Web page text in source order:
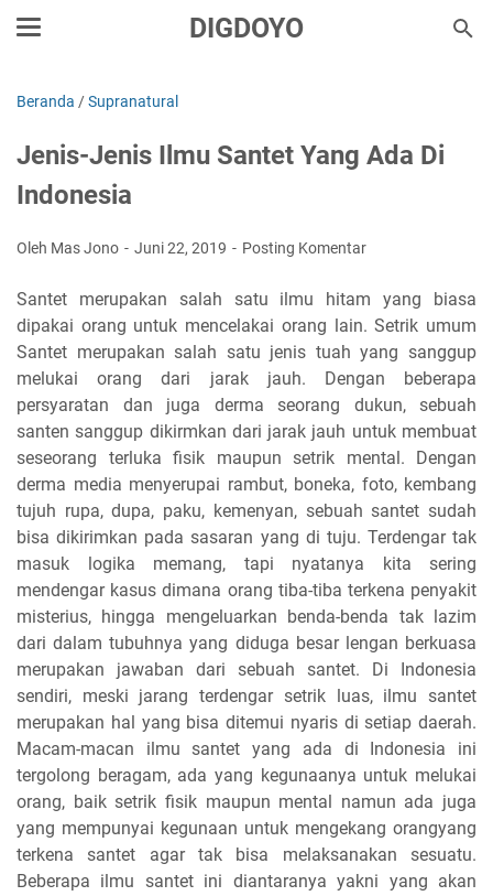
DIGDOYO
Beranda /Supranatural
Jenis-Jenis Ilmu Santet Yang Ada Di
Indonesia
Oleh Mas Jono Juni 22, 2019 Posting Komentar
Santet merupakan salah satu ilmu hitam yang biasa
dipakai orang untuk mencelakai orang lain. Setrik umum
Santet merupakan salah satu jenis tuah yang sanggup
melukai orang dari jarak jauh. Dengan beberapa
persyaratan dan juga derma seorang dukun, sebuah
santen sanggup dikirmkan dari jarak jauh untuk membuat
seseorang terluka fisik maupun setrik mental. Dengan
derma media menyerupai rambut, boneka, foto, kembang
tujuh rupa, dupa, paku, kemenyan, sebuah santet sudah
bisa dikirimkan pada sasaran yang di tuju. Terdengar tak
masuk logika memang, tapi nyatanya kita sering
mendengar kasus dimana orang tiba-tiba terkena penyakit
misterius, hingga mengeluarkan benda-benda tak lazim
dari dalam tubuhnya yang diduga besar lengan berkuasa
merupakan jawaban dari sebuah santet. Di Indonesia
sendiri, meski jarang terdengar setrik luas, ilmu santet
merupakan hal yang bisa ditemui nyaris di setiap daerah.
Macam-macan ilmu santet yang ada di Indonesia ini
tergolong beragam, ada yang kegunaanya untuk melukai
orang, baik setrik fisik maupun mental namun ada juga
yang mempunyai kegunaan untuk mengekang orangyang
terkena santet agar tak bisa melaksanakan sesuatu.
Beberapa ilmu santet ini diantaranya yakni yang akan